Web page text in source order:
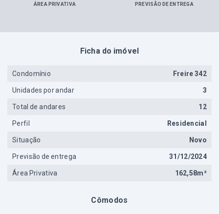
ÁREA PRIVATIVA PREVISÃO DE ENTREGA
Cômodos
Ficha do imóvel
Condomínio Freire 342
Unidades por andar 3
Total de andares 12
Perfil Residencial
Situação Novo
Previsão de entrega 31/12/2024
Área Privativa 162,58m²